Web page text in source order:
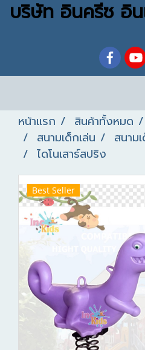
บริษัท อินครีซ อิ
หน้าแรก สินค้าทั้งหมด
สนามเด็กเล่น
สนาม
ไดโนเสาร์สปริง
Best Seller